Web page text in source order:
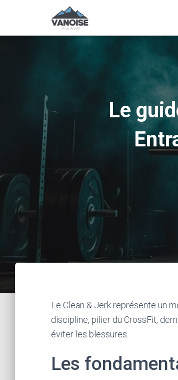
Le
Le Clean & Jerk représente un
discipline, pilier du CrossFit,
éviter les blessures.
Les